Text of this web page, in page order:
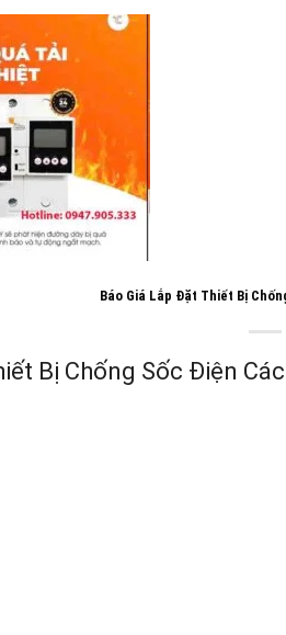
Báo Giá Lắp Đặt Thiết Bị
Bị Chống Sốc Điện